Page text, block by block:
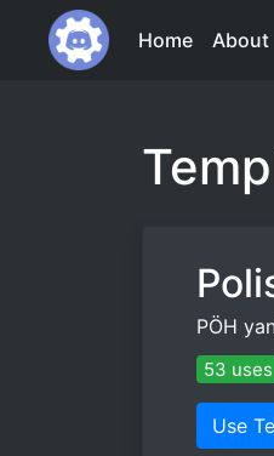
Home About
PÖH
53 uses
Use